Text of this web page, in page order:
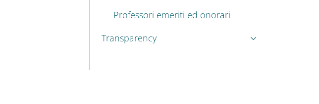
Professori emeriti ed onorari
Transparency